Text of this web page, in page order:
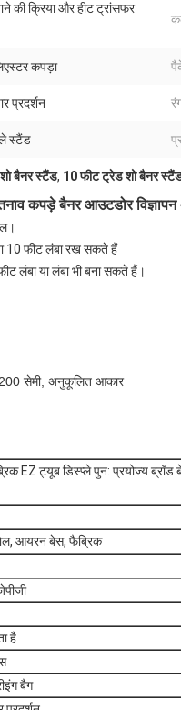
की क्रिया और हीट ट्रांसफर
कपड़ा
प्रदर्शन
स्टैंड
बैनर स्टैंड, 10 फीट ट्रेड शो बैनर
तनाव कपड़े बैनर आउटडोर
10 फीट लंबा रख सकते हैं
लंबा या लंबा भी बना सकते हैं।
सेमी, अनुकूलित आकार
EZ ट्यूब डिस्प्ले पुन: प्रयोज्य ब्रॉड
आयरन बेस, फैब्रिक
है
बैग